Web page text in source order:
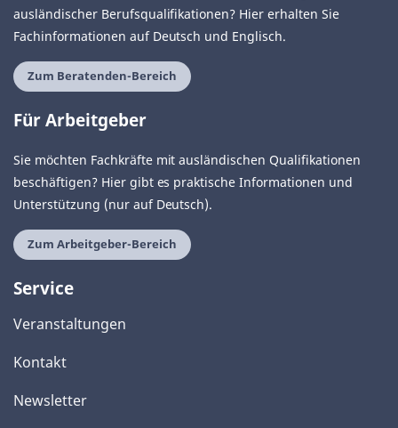
ausländischer Berufsqualifikationen? Hier erhalten Sie
Fachinformationen auf Deutsch und Englisch.
Zum Beratenden-Bereich
Für Arbeitgeber
Sie möchten Fachkräfte mit ausländischen Qualifikationen
beschäftigen? Hier gibt es praktische Informationen und
Unterstützung (nur auf Deutsch).
Zum Arbeitgeber-Bereich
Service
Veranstaltungen
Kontakt
Newsletter